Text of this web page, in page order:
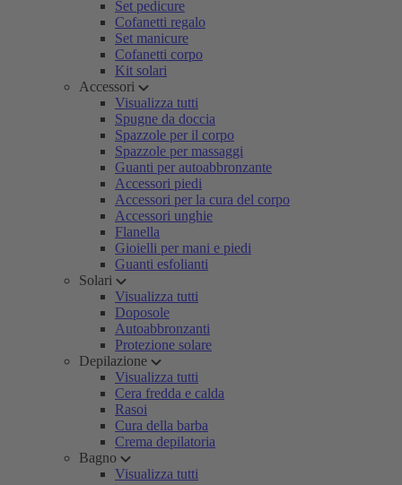
Set pedicure
Cofanetti regalo
Set manicure
Cofanetti corpo
Kit solari
Accessori
Visualizza tutti
Spugne da doccia
Spazzole per il corpo
Spazzole per massaggi
Guanti per autoabbronzante
Accessori piedi
Accessori per la cura del corpo
Accessori unghie
Flanella
Gioielli per mani e piedi
Guanti esfolianti
Solari
Visualizza tutti
Doposole
Autoabbronzanti
Protezione solare
Depilazione
Visualizza tutti
Cera fredda e calda
Rasoi
Cura della barba
Crema depilatoria
Bagno
Visualizza tutti